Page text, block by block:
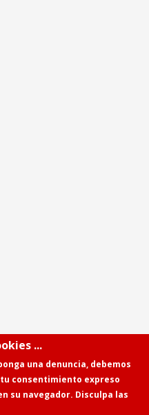
...
una denuncia, debemos
consentimiento expreso
su navegador. Disculpa las